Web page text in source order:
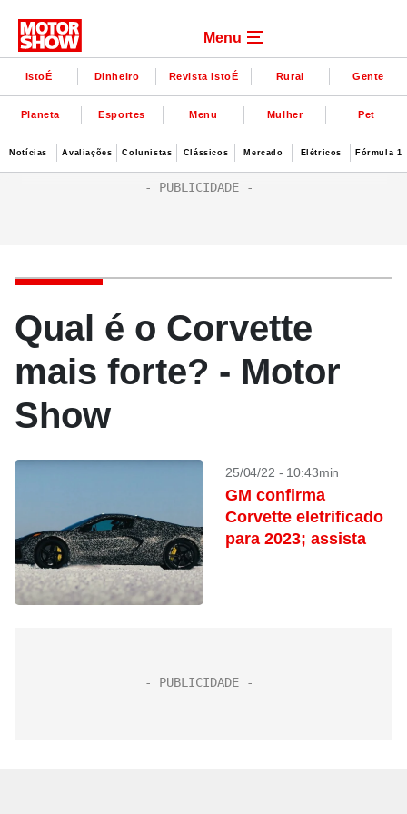
Menu
IstoÉ Dinheiro Revista IstoÉ Rural Gente
Planeta Esportes Menu Mulher Pet
Notícias Avaliações Colunistas Clássicos Mercado Elétricos Fórmula 1
Qual é o Corvette
mais forte? - Motor
Show
25/04/22 - 10:43min
GM confirma
Corvette eletrificado
para 2023; assista